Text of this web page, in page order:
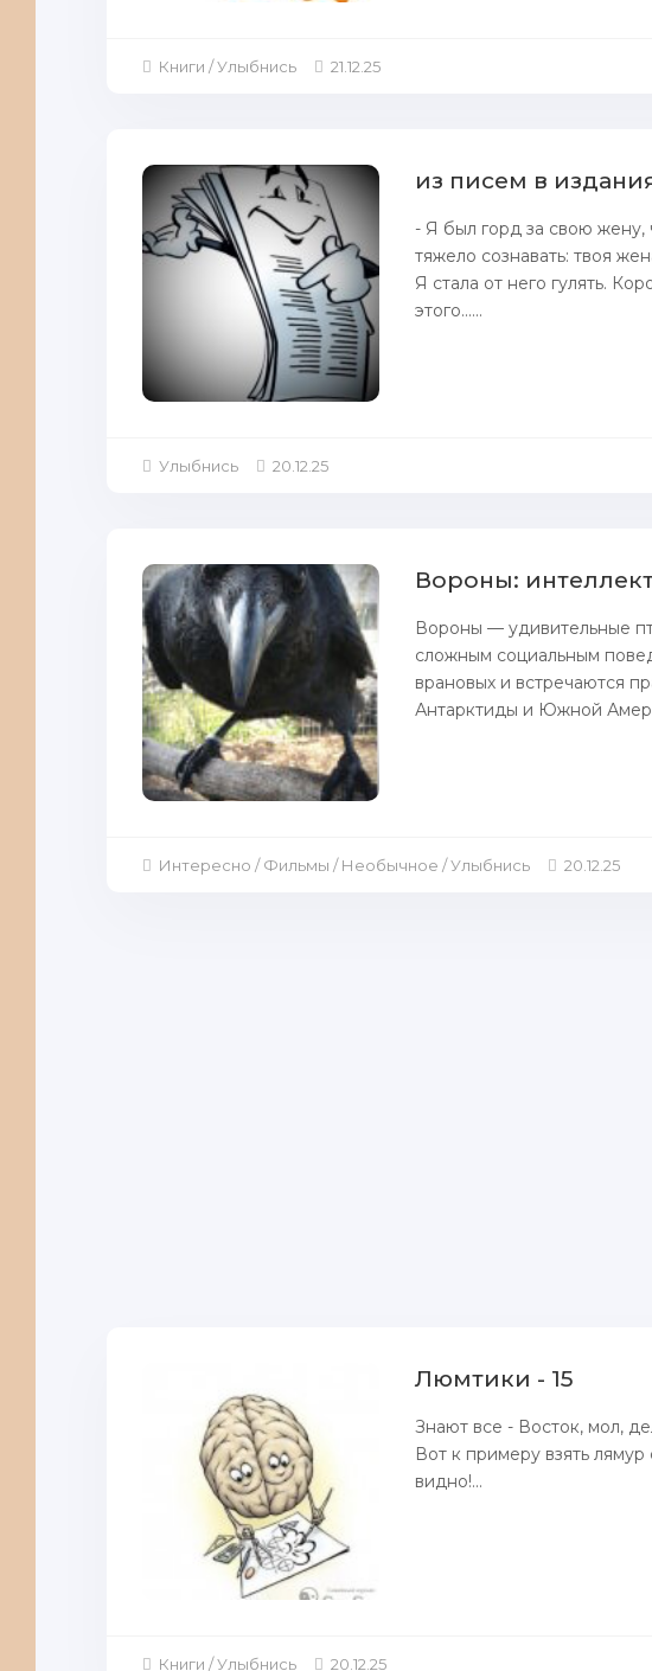
Книги / Улыбнись 21.12.25
из писем в
- Я был горд за свою жену,
тяжело сознавать: твоя
Я стала от него гулять.
этого......
Улыбнись 20.12.25
Вороны:
Вороны — удивительные
сложным социальным
врановых и встречаются
Антарктиды и Южной
Интересно / Фильмы / Необычное / Улыбнись 20.12.25
Люмтики - 15
Знают все - Восток, мол,
Вот к примеру взять лямур
видно!...
Книги / Улыбнись 20.12.25